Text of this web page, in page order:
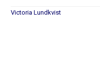
Victoria Lundkvist